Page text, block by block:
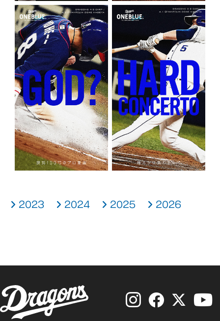
2023 2024 2025 2026